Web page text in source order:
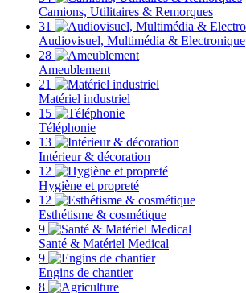
Camions, Utilitaires & Remorques
31
Audiovisuel, Multimédia & Electronique
28
Ameublement
21
Matériel industriel
15
Téléphonie
13
Intérieur & décoration
12
Hygiène et propreté
12
Esthétisme & cosmétique
9
Santé & Matériel Medical
9
Engins de chantier
8